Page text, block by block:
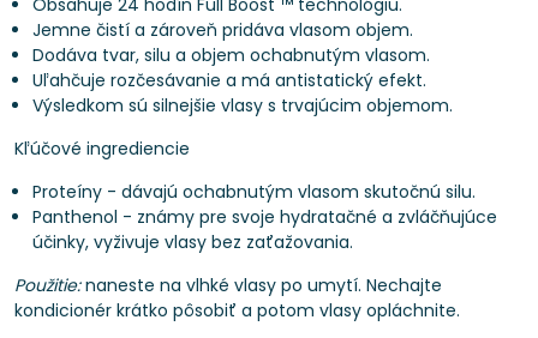
Obsahuje 24 hodín Full Boost ™ technológiu.
Jemne čistí a zároveň pridáva vlasom objem.
Dodáva tvar, silu a objem ochabnutým vlasom.
Uľahčuje rozčesávanie a má antistatický efekt.
Výsledkom sú silnejšie vlasy s trvajúcim objemom.
Kľúčové ingrediencie
Proteíny - dávajú ochabnutým vlasom skutočnú silu.
Panthenol - známy pre svoje hydratačné a zvláčňujúce
účinky, vyživuje vlasy bez zaťažovania.
Použitie:naneste na vlhké vlasy po umytí. Nechajte
kondicionér krátko pôsobiť a potom vlasy opláchnite.